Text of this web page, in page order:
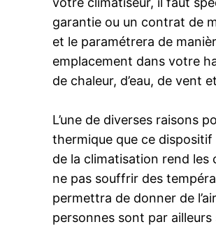
garantie ou un contrat de
et le paramétrera de
emplacement dans votre
de chaleur, d’eau, de vent
L’une de diverses raisons
thermique que ce dispositif
de la climatisation rend les
ne pas souffrir des
permettra de donner de
personnes sont par